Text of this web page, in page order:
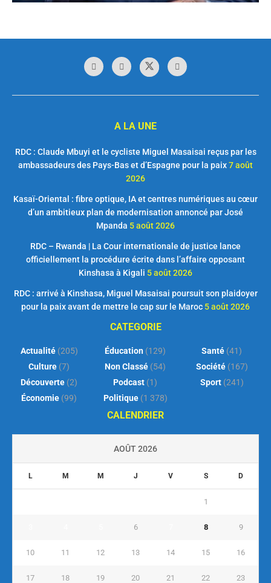
A LA UNE
RDC : Claude Mbuyi et le cycliste Miguel Masaisai reçus par les
ambassadeurs des Pays-Bas et d’Espagne pour la paix7 août
2026
Kasaï-Oriental : fibre optique, IA et centres numériques au cœur
d’un ambitieux plan de modernisation annoncé par José
Mpanda 5 août 2026
RDC – Rwanda | La Cour internationale de justice lance
officiellement la procédure écrite dans l’affaire opposant
Kinshasa à Kigali 5 août 2026
RDC : arrivé à Kinshasa, Miguel Masaisai poursuit son plaidoyer
pour la paix avant de mettre le cap sur le Maroc 5 août 2026
CATEGORIE
Actualité(205)
Culture (7)
Découverte (2)
Économie (99)
Éducation (129)
Non Classé (54)
Podcast (1)
Politique(1 378)
Santé (41)
Société(167)
Sport(241)
CALENDRIER
AOÛT 2026
L M M J V S D
1
6 8 9
10 11 12 13 14 15 16
17 18 19 20 21 22 23